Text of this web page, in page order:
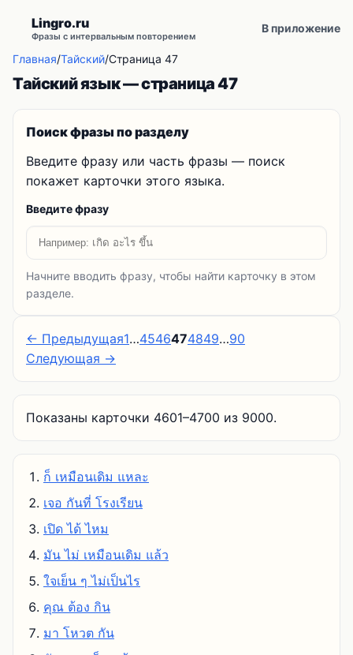
Lingro.ru
Фразы с интервальным повторением
В приложение
Главная/Тайский/Страница 47
Тайский язык — страница 47
Поиск фразы по разделу
Введите фразу или часть фразы — поиск
покажет карточки этого языка.
Введите фразу
Начните вводить фразу, чтобы найти карточку в этом
разделе.
← Предыдущая1…4546474849…90
Следующая →
Показаны карточки 4601–4700 из 9000.
ก็ เหมือนเดิม แหละ
เจอ กันที่ โรงเรียน
เปิด ได้ ไหม
มัน ไม่ เหมือนเดิม แล้ว
ใจเย็น ๆ ไม่เป็นไร
คุณ ต้อง กิน
มา โหวต กัน